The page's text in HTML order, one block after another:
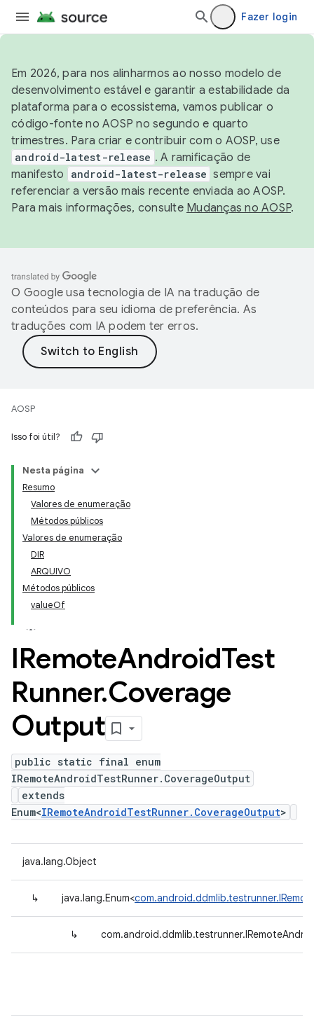
Fazer login
Em 2026, para nos alinharmos ao nosso modelo de
desenvolvimento estável e garantir a estabilidade da
plataforma para o ecossistema, vamos publicar o
código-fonte no AOSP no segundo e quarto
trimestres. Para criar e contribuir com o AOSP, use
android-latest-release . A ramificação de
manifesto
android-latest-release sempre vai
referenciar a versão mais recente enviada ao AOSP.
Para mais informações, consulte Mudanças no AOSP.
O Google usa tecnologia de IA na tradução de
conteúdos para seu idioma de preferência. As
traduções com IA podem ter erros.
AOSP
Isso foi útil?
Nesta página
Resumo
Valores de enumeração
Métodos públicos
Valores de enumeração
DIR
ARQUIVO
Métodos públicos
valueOf
IRemoteAndroidTest
Runner.Coverage
Output
public static final enum
IRemoteAndroidTestRunner.CoverageOutput
extends
Enum<IRemoteAndroidTestRunner.CoverageOutput>
java.lang.Object
↳ java.lang.Enum<
↳